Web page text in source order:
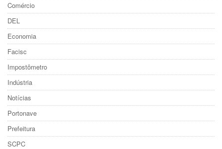
Comércio
DEL
Economia
Facisc
Impostômetro
Indústria
Notícias
Portonave
Prefeitura
SCPC